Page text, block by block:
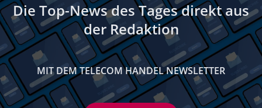
Die Top-News des Tages direkt aus
der Redaktion
MIT DEM TELECOM HANDEL NEWSLETTER